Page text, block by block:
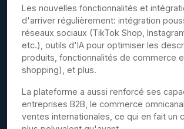
Les nouvelles fonctionnalités et
d'arriver régulièrement: intégration
réseaux sociaux (TikTok Shop,
etc.), outils d'IA pour optimiser les
produits, fonctionnalités de commerce
shopping), et plus.
La plateforme a aussi renforcé ses
entreprises B2B, le commerce
ventes internationales, ce qui en fait un